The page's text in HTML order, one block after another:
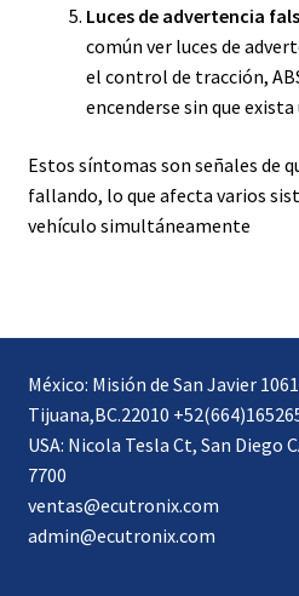
Luces de advertencia
común ver luces de
el control de tracción,
encenderse sin que
Estos síntomas son señales de
fallando, lo que afecta varios
vehículo simultáneamente​
México: Misión de San Javier
Tijuana,BC.22010
USA: Nicola Tesla Ct, San Diego
7700
ventas@ecutronix.com
admin@ecutronix.com